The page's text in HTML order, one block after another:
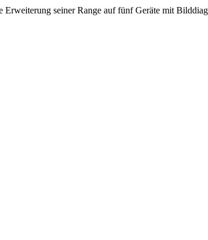
seiner Range auf fünf Geräte mit